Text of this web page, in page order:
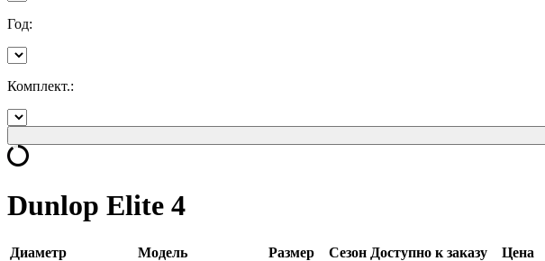
Год:
Комплект.:
Dunlop Elite 4
Диаметр Модель Размер Сезон Доступно к заказу
Цена